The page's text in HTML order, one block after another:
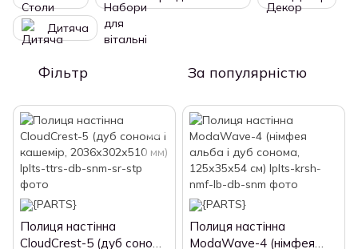
Дитяча
Фільтр За популярністю
Полиця настінна
CloudCrest-5 (дуб сонома
Полиця настінна
ModaWave-4 (німфея